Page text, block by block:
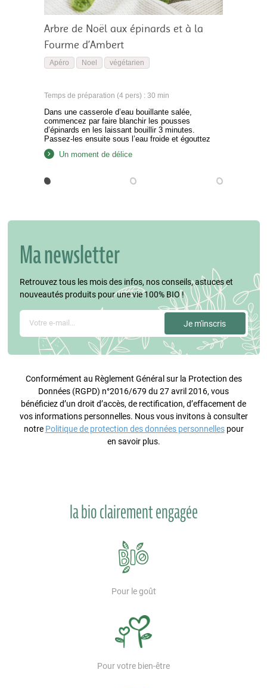
Arbre de Noël aux épinards et à la
Fourme d’Ambert
Apéro Noel végétarien
Temps de préparation (4 pers) : 30 min
Dans une casserole d’eau bouillante salée,
commencez par faire blanchir les pousses
d’épinards en les laissant bouillir 3 minutes.
Passez-les ensuite sous l’eau froide et égouttez
correctement. Sur une planche de cuisine, coupez
les cerneaux de noix en petits morceaux et
Un moment de délice
Ma newsletter
Retrouvez tous les mois des infos, nos conseils, astuces et
nouveautés produits pour une vie 100% BIO !
Conformément au Règlement Général sur la Protection des
Données (RGPD) n°2016/679 du 27 avril 2016, vous
bénéficiez d’un droit d’accès, de rectification, d’effacement de
vos informations personnelles. Nous vous invitons à consulter
notre Politique de protection des données personnellespour
en savoir plus.
la bio clairement engagée
Pour le goût
Pour votre bien-être